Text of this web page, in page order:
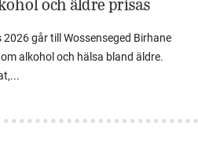
går till Wossenseged Birhane
alkohol och hälsa bland äldre.